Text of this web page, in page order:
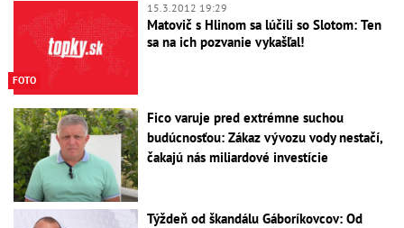
FOTO
15.3.2012 19:29
Matovič s Hlinom sa lúčili so Slotom: Ten
sa na ich pozvanie vykašľal!
Fico varuje pred extrémne suchou
budúcnosťou: Zákaz vývozu vody nestačí,
čakajú nás miliardové investície
Týždeň od škandálu Gáboríkovcov: Od